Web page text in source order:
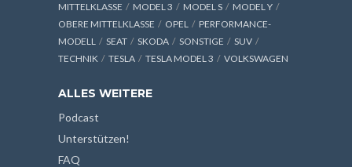
MITTELKLASSE
MODEL 3 MODEL S
MODEL Y
OBERE MITTELKLASSE
OPEL
PERFORMANCE-
MODELL
SEAT SKODA SONSTIGE
SUV
TECHNIK
TESLA TESLA MODEL 3 VOLKSWAGEN
ALLES WEITERE
Podcast
Unterstützen!
FAQ